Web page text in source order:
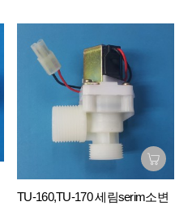
TU-160,TU-170 세림serim소변